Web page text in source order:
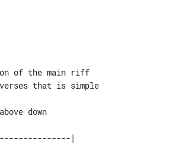
of the main riff
that is simple
|